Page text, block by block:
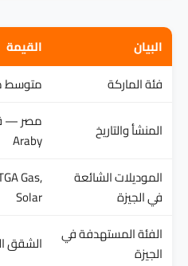
البيان
القيمة
فئة الماركة
متوسط
المنشأ والتاريخ
Araby
الموديلات الشائعة
في الجيزة
Gas,
Solar
الفئة المستهدفة في
الجيزة
الشقق